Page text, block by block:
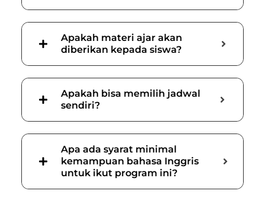
Apakah materi ajar akan
diberikan kepada siswa?
Apakah bisa memilih jadwal
sendiri?
Apa ada syarat minimal
kemampuan bahasa Inggris
untuk ikut program ini?